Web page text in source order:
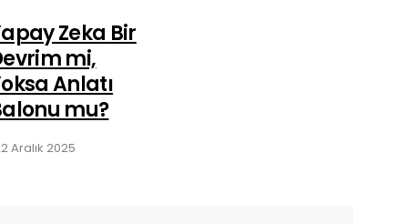
Zeka Bir
mi,
Anlatı
mu?
Aralık 2025